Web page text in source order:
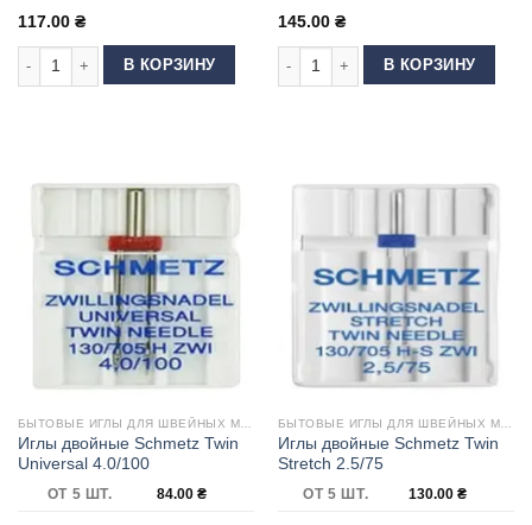
117.00 ₴
Количество товара Иглы двойные Schmetz Extra Wide Twin Needle 6,0/
В КОРЗИНУ
145.00 ₴
Количество товара Иглы двойные
В КОРЗИНУ
Иглы двойные Schmetz Twin
Universal 4.0/100
ОТ 5 ШТ. 84.00 ₴
Иглы двойные Schmetz Twin
Stretch 2.5/75
ОТ 5 ШТ. 130.00 ₴